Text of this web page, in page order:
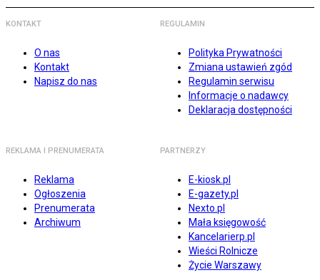
KONTAKT
O nas
Kontakt
Napisz do nas
REGULAMIN
Polityka Prywatności
Zmiana ustawień zgód
Regulamin serwisu
Informacje o nadawcy
Deklaracja dostępności
REKLAMA I PRENUMERATA
Reklama
Ogłoszenia
Prenumerata
Archiwum
PARTNERZY
E-kiosk.pl
E-gazety.pl
Nexto.pl
Mała księgowość
Kancelarierp.pl
Wieści Rolnicze
Życie Warszawy